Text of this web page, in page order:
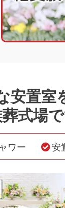
安置室
式場
ワー 安